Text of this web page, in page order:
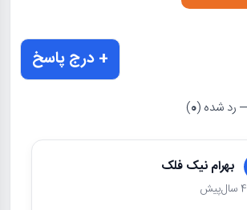
+ درج پاسخ
رد شده (0
)
بهرام نیک فلک
4 سال پیش